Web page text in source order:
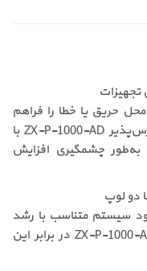
تجهیزات
حریق یا خطا را فراهم
می‌کند. خرید پنل اعلام حریق آدرس‌پذیر ZX-P-1000-AD با
به‌طور چشمگیری افزایش
دو لوپ
سیستم متناسب با رشد
پروژه گسترش یابد. قیمت پنل ZX-P-1000-AD در برابر این